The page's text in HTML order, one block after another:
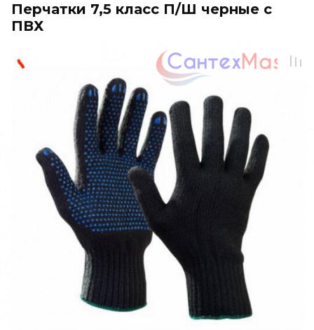
Перчатки 7,5 класс П/Ш черные с
ПВХ